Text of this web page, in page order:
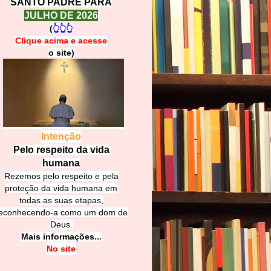
SANTO PADRE PARA
JULHO DE 2026
(👆👆👆
Clique acima e acesse
o site)
Intenção
Pelo respeito da vida
humana
Rezemos pelo respeito e pela
proteção da vida humana em
todas as suas etapas,
a como um dom de
Deus.
Mais informações...
No site